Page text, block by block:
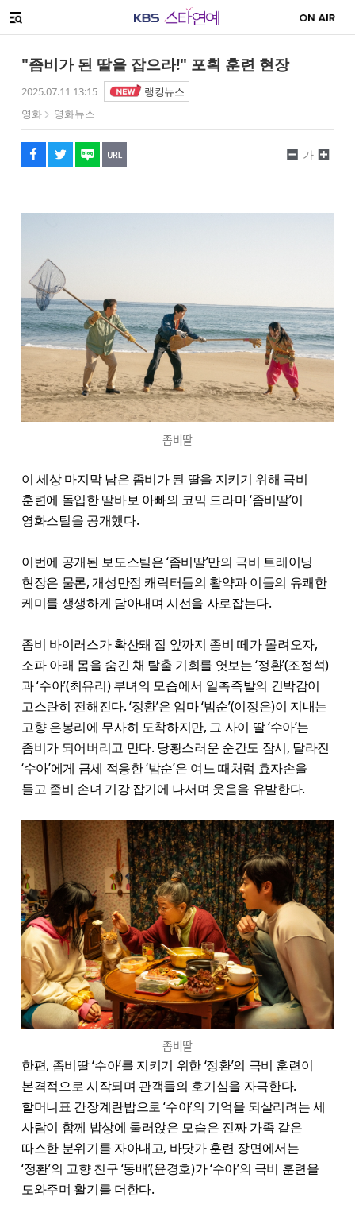
메뉴 열기
"좀비가 된 딸을 잡으라!" 포획 훈련 현장
2025.07.11 13:15
랭킹뉴스
영화
영화뉴스
페이스북
트위터
네이버
URL복사
글씨 작게보기
가
글씨 크게보기
좀비딸
이 세상 마지막 남은 좀비가 된 딸을 지키기 위해 극비
훈련에 돌입한 딸바보 아빠의 코믹 드라마 ‘좀비딸’이
영화스틸을 공개했다.
이번에 공개된 보도스틸은 ‘좀비딸’만의 극비 트레이닝
현장은 물론, 개성만점 캐릭터들의 활약과 이들의 유쾌한
케미를 생생하게 담아내며 시선을 사로잡는다.
좀비 바이러스가 확산돼 집 앞까지 좀비 떼가 몰려오자,
소파 아래 몸을 숨긴 채 탈출 기회를 엿보는 ‘정환’(조정석)
과 ‘수아’(최유리) 부녀의 모습에서 일촉즉발의 긴박감이
고스란히 전해진다. ‘정환’은 엄마 ‘밤순’(이정은)이 지내는
고향 은봉리에 무사히 도착하지만, 그 사이 딸 ‘수아’는
좀비가 되어버리고 만다. 당황스러운 순간도 잠시, 달라진
‘수아’에게 금세 적응한 ‘밤순’은 여느 때처럼 효자손을
들고 좀비 손녀 기강 잡기에 나서며 웃음을 유발한다.
좀비딸
한편, 좀비딸 ‘수아’를 지키기 위한 ‘정환’의 극비 훈련이
본격적으로 시작되며 관객들의 호기심을 자극한다.
할머니표 간장계란밥으로 ‘수아’의 기억을 되살리려는 세
사람이 함께 밥상에 둘러앉은 모습은 진짜 가족 같은
따스한 분위기를 자아내고, 바닷가 훈련 장면에서는
‘정환’의 고향 친구 ‘동배’(윤경호)가 ‘수아’의 극비 훈련을
도와주며 활기를 더한다.
해시태그